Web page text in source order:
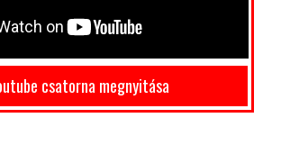
csatorna megnyitása